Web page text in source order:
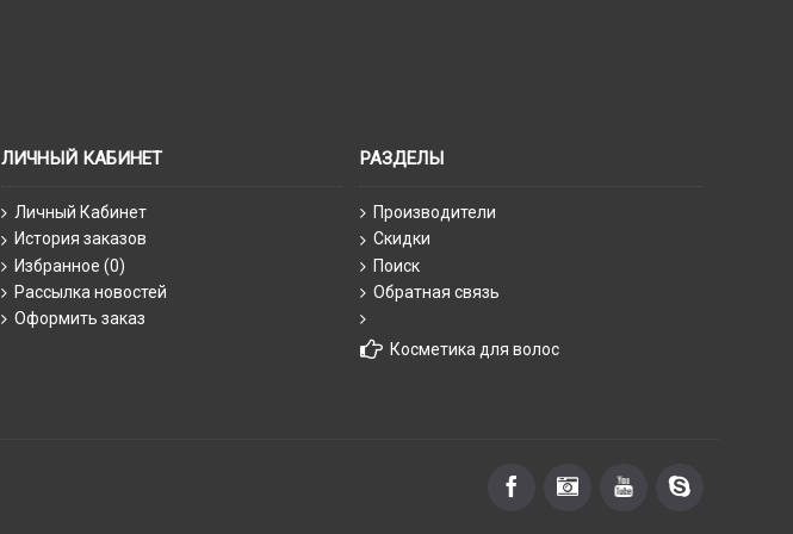
ЛИЧНЫЙ КАБИНЕТ
Личный Кабинет
История заказов
Избранное (0)
Рассылка новостей
Оформить заказ
РАЗДЕЛЫ
Производители
Скидки
Поиск
Обратная связь
Косметика для волос